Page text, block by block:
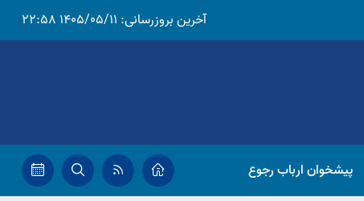
آخرین بروزرسانی: 1405/05/11 22:58
پیشخوان ارباب رجوع